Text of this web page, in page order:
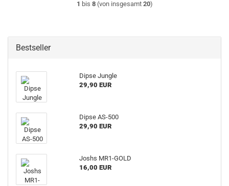
1 bis 8(von insgesamt 20)
Bestseller
Dipse Jungle
29,90 EUR
Dipse AS-500
29,90 EUR
Joshs MR1-GOLD
16,00 EUR